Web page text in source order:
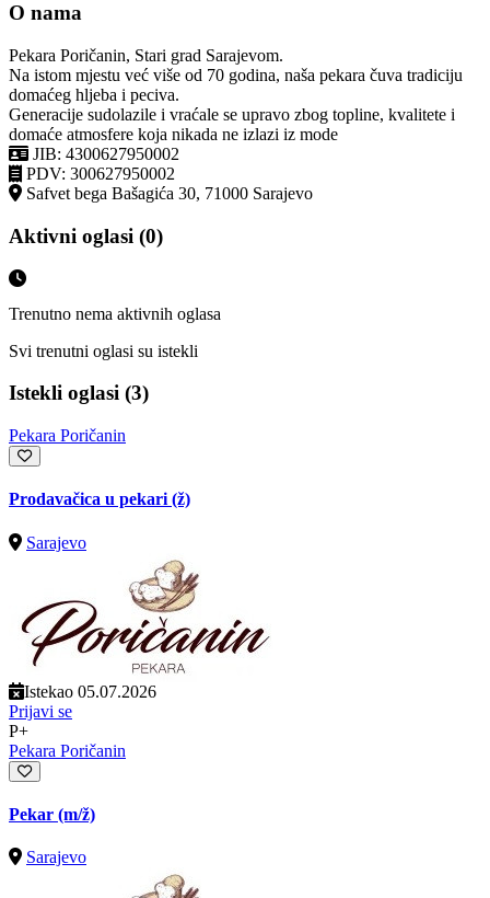
O nama
Pekara Poričanin, Stari grad Sarajevom.
Na istom mjestu već više od 70 godina, naša pekara čuva tradiciju
domaćeg hljeba i peciva.
Generacije sudolazile i vraćale se upravo zbog topline, kvalitete i
domaće atmosfere koja nikada ne izlazi iz mode
JIB: 4300627950002
PDV: 300627950002
Safvet bega Bašagića 30, 71000 Sarajevo
Aktivni oglasi (0)
Trenutno nema aktivnih oglasa
Svi trenutni oglasi su istekli
Istekli oglasi (3)
Pekara Poričanin
Prodavačica u pekari (ž)
Sarajevo
Istekao 05.07.2026
Prijavi se
P+
Pekara Poričanin
Pekar (m/ž)
Sarajevo